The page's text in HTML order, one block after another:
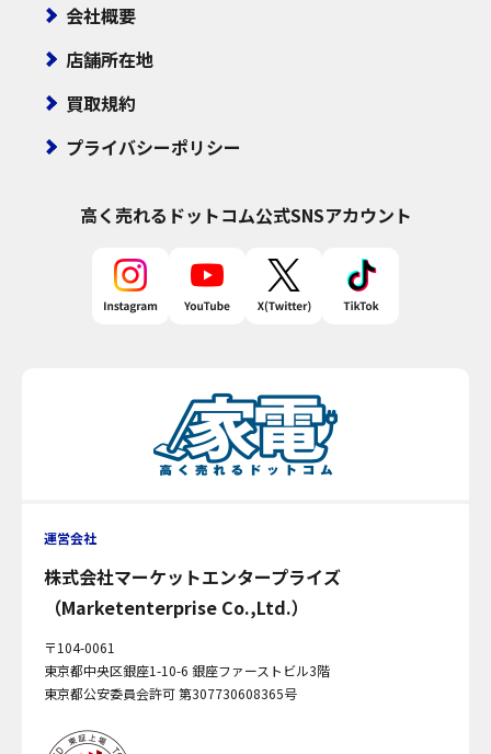
会社概要
店舗所在地
買取規約
プライバシーポリシー
高く売れるドットコム公式SNSアカウント
運営会社
株式会社マーケットエンタープライズ
（Marketenterprise Co.,Ltd.）
〒104-0061
東京都中央区銀座1-10-6 銀座ファーストビル3階
東京都公安委員会許可 第307730608365号